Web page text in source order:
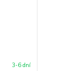
3-6 dní